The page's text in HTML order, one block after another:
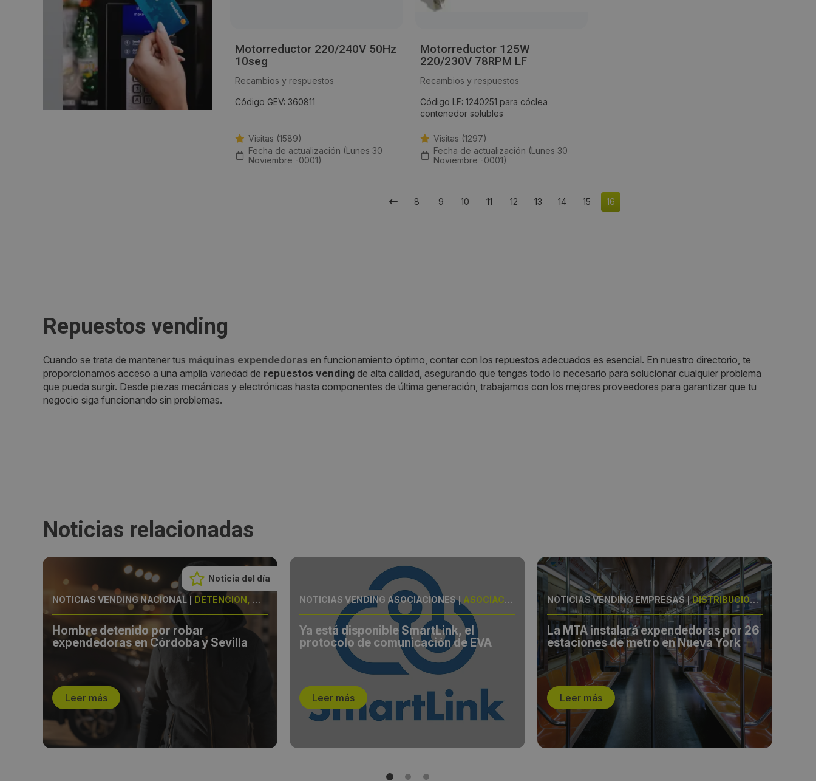
Motorreductor 220/240V 50Hz
10seg
Recambios y respuestos
Código GEV: 360811
Visitas (1589)
Fecha de actualización (Lunes 30
Noviembre -0001)
Motorreductor 125W
220/230V 78RPM LF
Recambios y respuestos
Código LF: 1240251 para cóclea
contenedor solubles
Visitas (1297)
Fecha de actualización (Lunes 30
Noviembre -0001)
8 9 10 11 12 13 14 15 16
Repuestos vending
Cuando se trata de mantener tus máquinas expendedoras en funcionamiento óptimo, contar con los repuestos adecuados es esencial. En nuestro directorio, te
proporcionamos acceso a una amplia variedad de repuestos vending de alta calidad, asegurando que tengas todo lo necesario para solucionar cualquier problema
que pueda surgir. Desde piezas mecánicas y electrónicas hasta componentes de última generación, trabajamos con los mejores proveedores para garantizar que tu
negocio siga funcionando sin problemas.
Noticias relacionadas
NOTICIAS VENDING NACIONAL DETENCIÓN, MÁQUINAS
Hombre detenido por robar
expendedoras en Córdoba y Sevilla
Leer más
Noticia del día
NOTICIAS VENDING ASOCIACIONES| ASOCIACIÓN, LANZAMIENTO
Ya está disponible SmartLink, el
protocolo de comunicación de EVA
Leer más
NOTICIAS VENDING EMPRESAS |DISTRIBUCIÓN, EEUU
La MTA instalará expendedoras por 26
estaciones de metro en Nueva York
Leer más